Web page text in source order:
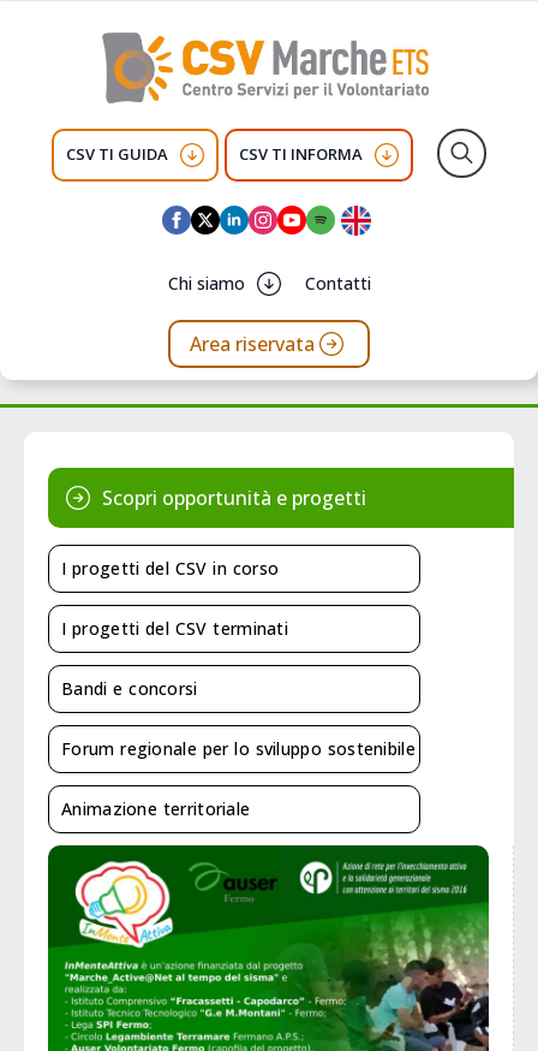
CSV TI GUIDA CSV TI INFORMA
Chi siamo Contatti
Area riservata
Scopri opportunità e progetti
I progetti del CSV in corso
I progetti del CSV terminati
Bandi e concorsi
Forum regionale per lo sviluppo sostenibile
Animazione territoriale